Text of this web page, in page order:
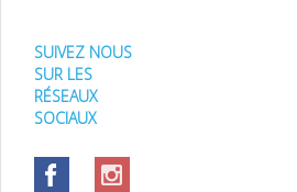
SUIVEZ NOUS
SUR LES
RÉSEAUX
SOCIAUX